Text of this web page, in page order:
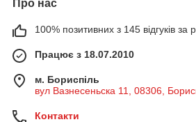
Про нас
100% позитивних з 145 відгуків за
Працює з 18.07.2010
м. Бориспіль
вул Вазнесеньска 11, 08306,
Контакти